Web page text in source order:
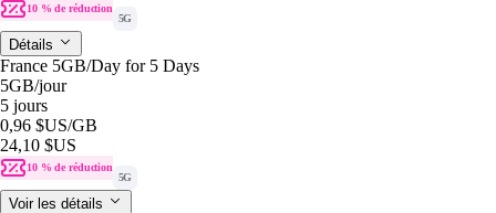
10 % de réduction
5G
Détails
France 5GB/Day for 5 Days
5GB/jour
5 jours
0,96 $US/GB
24,10 $US
10 % de réduction
5G
Voir les détails